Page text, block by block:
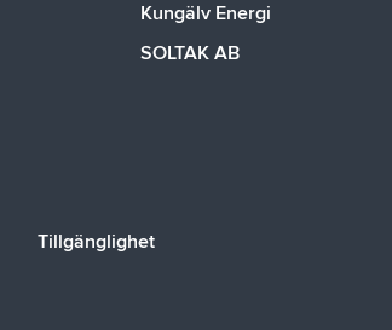
Kungälv Energi
SOLTAK AB
Tillgänglighet